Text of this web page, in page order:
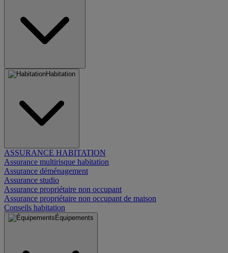
Habitation
ASSURANCE HABITATION
Assurance multirisque habitation
Assurance déménagement
Assurance studio
Assurance propriétaire non occupant
Assurance propriétaire non occupant de maison
Conseils habitation
Équipements